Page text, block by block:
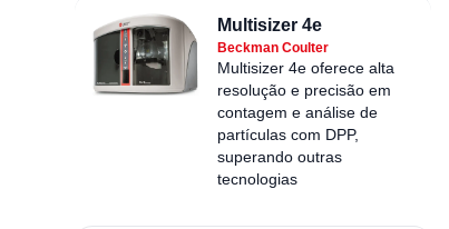
Multisizer 4e
Beckman Coulter
Multisizer 4e oferece alta
resolução e precisão em
contagem e análise de
partículas com DPP,
superando outras
tecnologias